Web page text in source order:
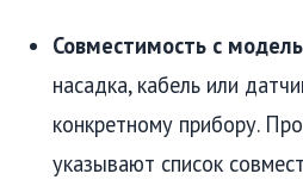
Совместимость с
насадка, кабель или
конкретному прибору.
указывают список